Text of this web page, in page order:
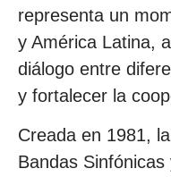
representa un
y América Latina,
diálogo entre
y fortalecer la
Creada en 1981,
Bandas